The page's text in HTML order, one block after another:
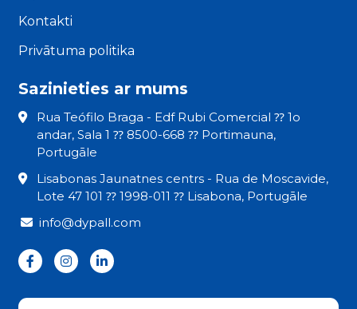
Kontakti
Privātuma politika
Sazinieties ar mums
Rua Teófilo Braga - Edf Rubi Comercial ⁇ 1o
andar, Sala 1 ⁇ 8500-668 ⁇ Portimauna,
Portugāle
Lisabonas Jaunatnes centrs - Rua de Moscavide,
Lote 47 101 ⁇ 1998-011 ⁇ Lisabona, Portugāle
info@dypall.com